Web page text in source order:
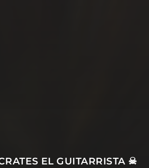
EL GUITARRISTA ☠